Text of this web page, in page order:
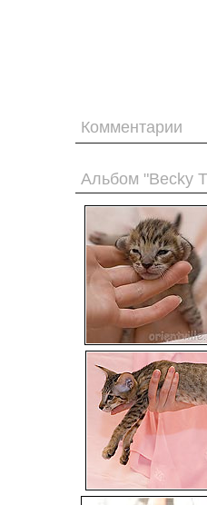
Комментарии
Альбом "Becky